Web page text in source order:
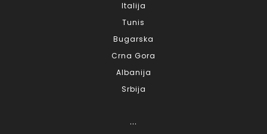
Italija
Tunis
Bugarska
Crna Gora
Albanija
Srbija
...